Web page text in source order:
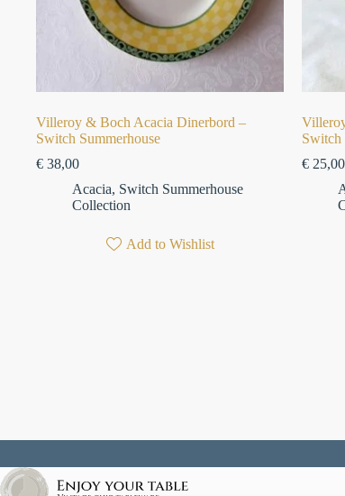
Villeroy & Boch Acacia Dinerbord –
Switch Summerhouse
€ 38,00
Acacia, Switch Summerhouse
Collection
Add to Wishlist
Switch
€ 25,00